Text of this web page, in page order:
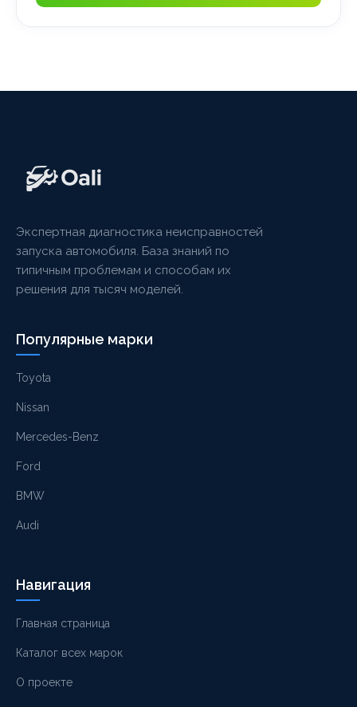
Экспертная диагностика неисправностей
запуска автомобиля. База знаний по
типичным проблемам и способам их
решения для тысяч моделей.
Популярные марки
Toyota
Nissan
Mercedes-Benz
Ford
BMW
Audi
Навигация
Главная страница
Каталог всех марок
О проекте